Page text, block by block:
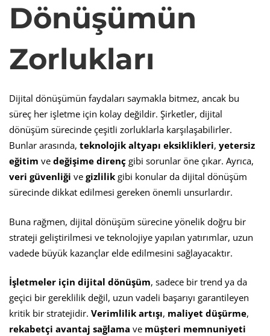
Dönüşümün
Zorlukları
Dijital dönüşümün faydaları saymakla bitmez, ancak bu
süreç her işletme için kolay değildir. Şirketler, dijital
dönüşüm sürecinde çeşitli zorluklarla karşılaşabilirler.
Bunlar arasında, teknolojik altyapı eksiklikleri, yetersiz
eğitim ve değişime direnç gibi sorunlar öne çıkar. Ayrıca,
veri güvenliği ve gizlilik gibi konular da dijital dönüşüm
sürecinde dikkat edilmesi gereken önemli unsurlardır.
Buna rağmen, dijital dönüşüm sürecine yönelik doğru bir
strateji geliştirilmesi ve teknolojiye yapılan yatırımlar, uzun
vadede büyük kazançlar elde edilmesini sağlayacaktır.
İşletmeler için dijital dönüşüm, sadece bir trend ya da
geçici bir gereklilik değil, uzun vadeli başarıyı garantileyen
kritik bir stratejidir. Verimlilik artışı, maliyet düşürme,
rekabetçi avantaj sağlama ve müşteri memnuniyeti